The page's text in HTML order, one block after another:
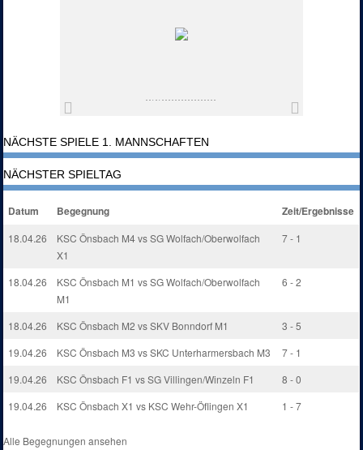
NÄCHSTE SPIELE 1. MANNSCHAFTEN
NÄCHSTER SPIELTAG
Datum Begegnung Zeit/Ergebnisse
18.04.26
KSC Önsbach M4 vs SG Wolfach/Oberwolfach
X1
7 - 1
18.04.26
KSC Önsbach M1 vs SG Wolfach/Oberwolfach
M1
6 - 2
18.04.26 KSC Önsbach M2 vs SKV Bonndorf M1
3 - 5
19.04.26
KSC Önsbach M3 vs SKC Unterharmersbach M3
7 - 1
19.04.26
KSC Önsbach F1 vs SG Villingen/Winzeln F1
8 - 0
19.04.26
KSC Önsbach X1 vs KSC Wehr-Öflingen X1 1 - 7
Alle Begegnungen ansehen